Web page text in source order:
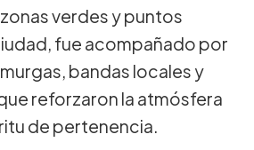
verdes y puntos
fue acompañado por
bandas locales y
reforzaron la atmósfera
de pertenencia.